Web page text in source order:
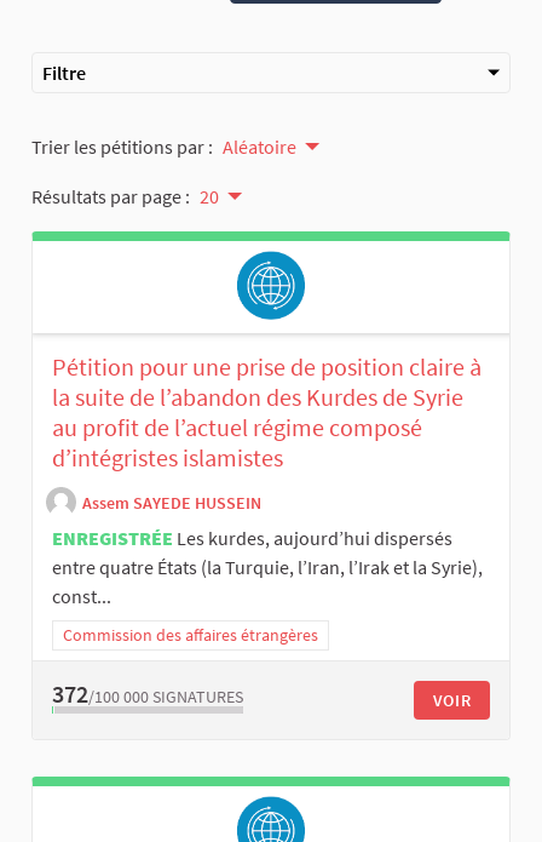
Filtre
Trier les pétitions par : Aléatoire
Résultats par page : 20
Pétition pour une prise de position claire à
la suite de l’abandon des Kurdes de Syrie
au profit de l’actuel régime composé
d’intégristes islamistes
Assem SAYEDE HUSSEIN
ENREGISTRÉE Les kurdes, aujourd’hui dispersés
entre quatre États (la Turquie, l’Iran, l’Irak et la Syrie),
const...
Commission des affaires étrangères
372/100 000 SIGNATURES VOIR